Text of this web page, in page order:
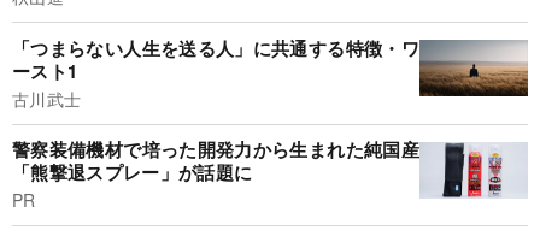
「つまらない人生を送る人」に共通する特徴・ワ
ースト1
古川武士
警察装備機材で培った開発力から生まれた純国産
「熊撃退スプレー」が話題に
PR